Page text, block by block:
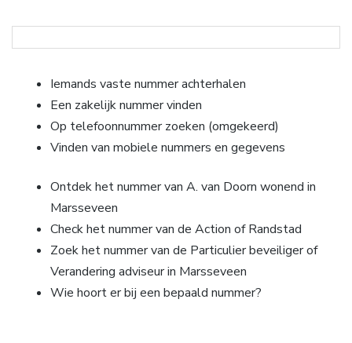
Iemands vaste nummer achterhalen
Een zakelijk nummer vinden
Op telefoonnummer zoeken (omgekeerd)
Vinden van mobiele nummers en gegevens
Ontdek het nummer van A. van Doorn wonend in
Marsseveen
Check het nummer van de Action of Randstad
Zoek het nummer van de Particulier beveiliger of
Verandering adviseur in Marsseveen
Wie hoort er bij een bepaald nummer?